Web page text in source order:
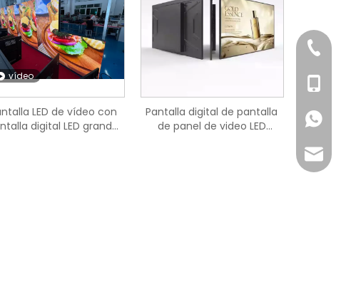
vídeo
LED de vídeo con
digital LED grande
Pantalla digital de pantalla
de panel de video LED
+86-
+86-